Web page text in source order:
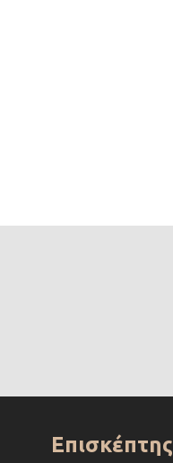
Επισκέπτης